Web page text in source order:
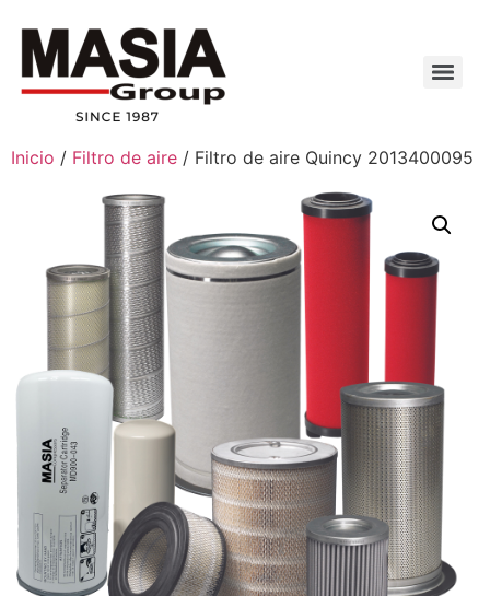
Inicio / Filtro de aire / Filtro de aire Quincy 2013400095